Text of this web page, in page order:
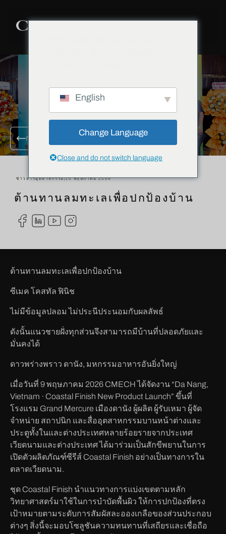
กลับไปที่บล็อกทั้งหมด
ข่าวสารอุตสาหกรรม|10 พฤษภาคม 2569
ต้านทานลมทะเลเพื่อปกป้องบ้าน
ต้านทานลมทะเลเพื่อปกป้องบ้าน
ซีเมค โคสทัล ฟินิช
ไม่มีข้อมูลปลอม ไม่ประนีประนอมกับผลลัพธ์
ดังนั้นแนวชายฝั่งทุกส่วนจึงสามารถมีบ้านที่ปลอดภัยและ
มั่นคงได้
ดาวพร่างพราว ดานัง, มหกรรมอาหารอันยิ่งใหญ่
เมื่อวันที่ 9 พฤษภาคม 2026 CMECH ได้จัดงาน “Da Nang,
Vietnam · Coastal Finish New Product Launch” ขึ้นที่
โรงแรม Grand Mercure เมืองดานัง ผู้ผลิต ผู้รับเหมา ผู้จัด
จำหน่าย สถาปนิก และสื่ออุตสาหกรรมบานหน้าต่างและ
ประตูทั้งในและต่างประเทศหลายร้อยรายจากประเทศ
เวียดนามและต่างประเทศ ได้มาร่วมเป็นสักขีพยานในการ
เปิดตัวผลิตภัณฑ์ซีรีส์ Coastal Finish อย่างเป็นทางการใน
ตลาดเวียดนาม.
ชุด Coastal Finish นำแนวทางการแบ่งเขตตามหลัก
วิทยาศาสตร์มาใช้ในการบำบัดพื้นผิว ให้การปกป้องที่ตรง
เป้าหมายตามระดับการสัมผัสละอองเกลือของส่วนประกอบ
ต่างๆ สิ่งนี้จะมอบโซลูชันความทนทานที่เสถียรและเชื่อถือ
English
Change Language
Close and do not switch language